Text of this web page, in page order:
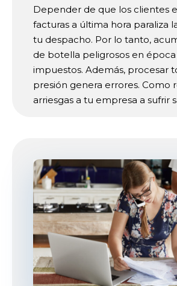
Depender de que los clientes
facturas a última hora paraliza
tu despacho. Por lo tanto,
de botella peligrosos en
impuestos. Además, procesar
presión genera errores. Como
arriesgas a tu empresa a sufrir